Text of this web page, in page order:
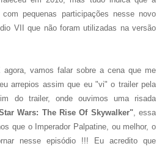
pequenas participações nesse novo
VII que não foram utilizadas na versão
agora, vamos falar sobre a cena que me
arrepios assim que eu "vi" o trailer pela
do trailer, onde ouvimos uma risada
Wars: The Rise Of Skywalker", essa
que o Imperador Palpatine, ou melhor, o
nesse episódio !!! Eu acredito que